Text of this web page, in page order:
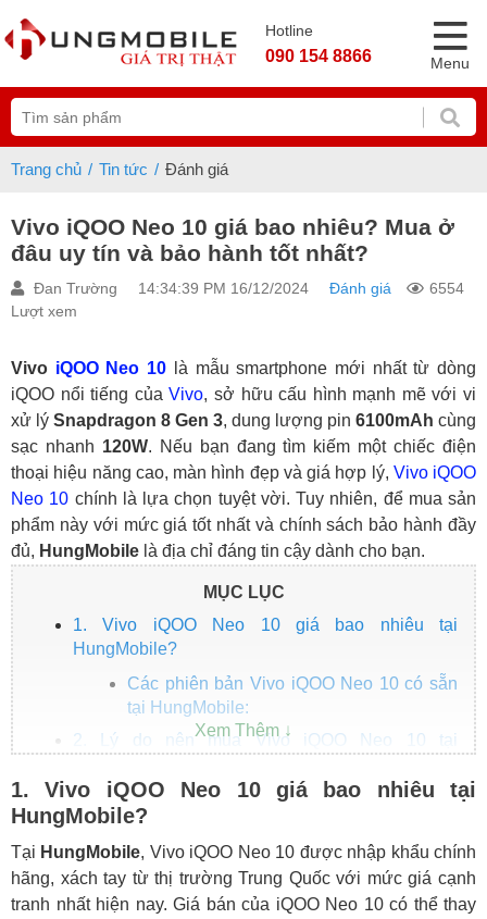
Hotline
090 154 8866 Menu
Trang chủ Tin tức Đánh giá
Vivo iQOO Neo 10 giá bao nhiêu? Mua ở
đâu uy tín và bảo hành tốt nhất?
Đan Trường 14:34:39 PM 16/12/2024 Đánh giá
6554
Lượt xem
Vivo iQOO Neo 10 là mẫu smartphone mới nhất từ dòng
iQOO nổi tiếng củaVivo, sở hữu cấu hình mạnh mẽ với vi
xử lý Snapdragon 8 Gen 3, dung lượng pin 6100mAh cùng
sạc nhanh 120W. Nếu bạn đang tìm kiếm một chiếc điện
thoại hiệu năng cao, màn hình đẹp và giá hợp lý, Vivo iQOO
Neo 10 chính là lựa chọn tuyệt vời. Tuy nhiên, để mua sản
phẩm này với mức giá tốt nhất và chính sách bảo hành đầy
đủ, HungMobile là địa chỉ đáng tin cậy dành cho bạn.
MỤC LỤC
1. Vivo iQOO Neo 10 giá bao nhiêu tại
HungMobile?
Các phiên bản Vivo iQOO Neo 10 có sẵn
tại HungMobile:
2. Lý do nên mua Vivo iQOO Neo 10 tại
1. Hàng chính hãng, nguyên seal 100%
3. Chính sách bảo hành tốt nhất
4. Hỗ trợ trả góp 0% lãi suất
1. Vivo iQOO Neo 10 giá bao nhiêu tại
HungMobile?
Tại HungMobile, Vivo iQOO Neo 10 được nhập khẩu chính
hãng, xách tay từ thị trường Trung Quốc với mức giá cạnh
tranh nhất hiện nay. Giá bán của iQOO Neo 10 có thể thay